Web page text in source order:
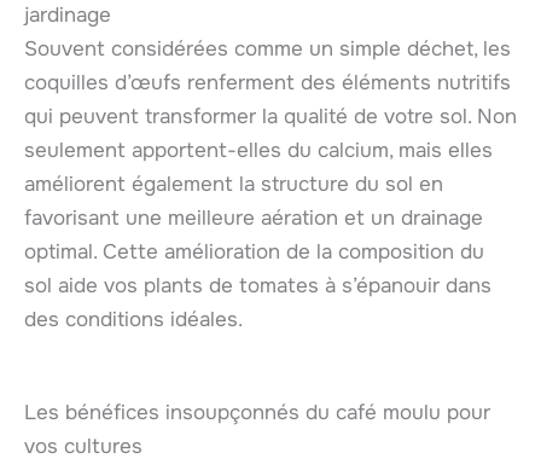
jardinage
Souvent considérées comme un simple déchet, les
coquilles d’œufs renferment des éléments nutritifs
qui peuvent transformer la qualité de votre sol. Non
seulement apportent-elles du calcium, mais elles
améliorent également la structure du sol en
favorisant une meilleure aération et un drainage
optimal. Cette amélioration de la composition du
sol aide vos plants de tomates à s’épanouir dans
des conditions idéales.
Les bénéfices insoupçonnés du café moulu pour
vos cultures